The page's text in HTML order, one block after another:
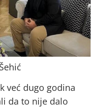
već dugo godina
da to nije dalo